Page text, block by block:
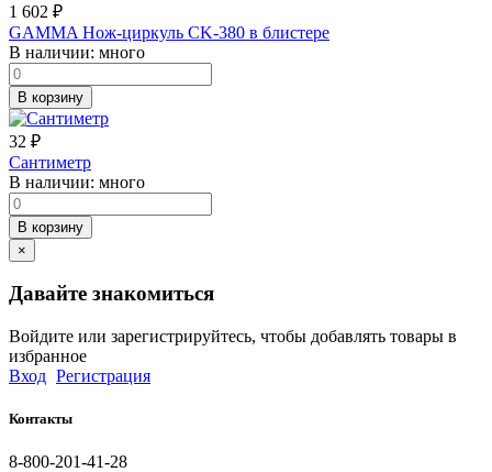
1 602 ₽
GAMMA Нож-циркуль CK-380 в блистере
В наличии: много
В корзину
32 ₽
Сантиметр
В наличии: много
В корзину
×
Давайте знакомиться
Войдите или зарегистрируйтесь, чтобы добавлять товары в
избранное
Вход Регистрация
Контакты
8-800-201-41-28